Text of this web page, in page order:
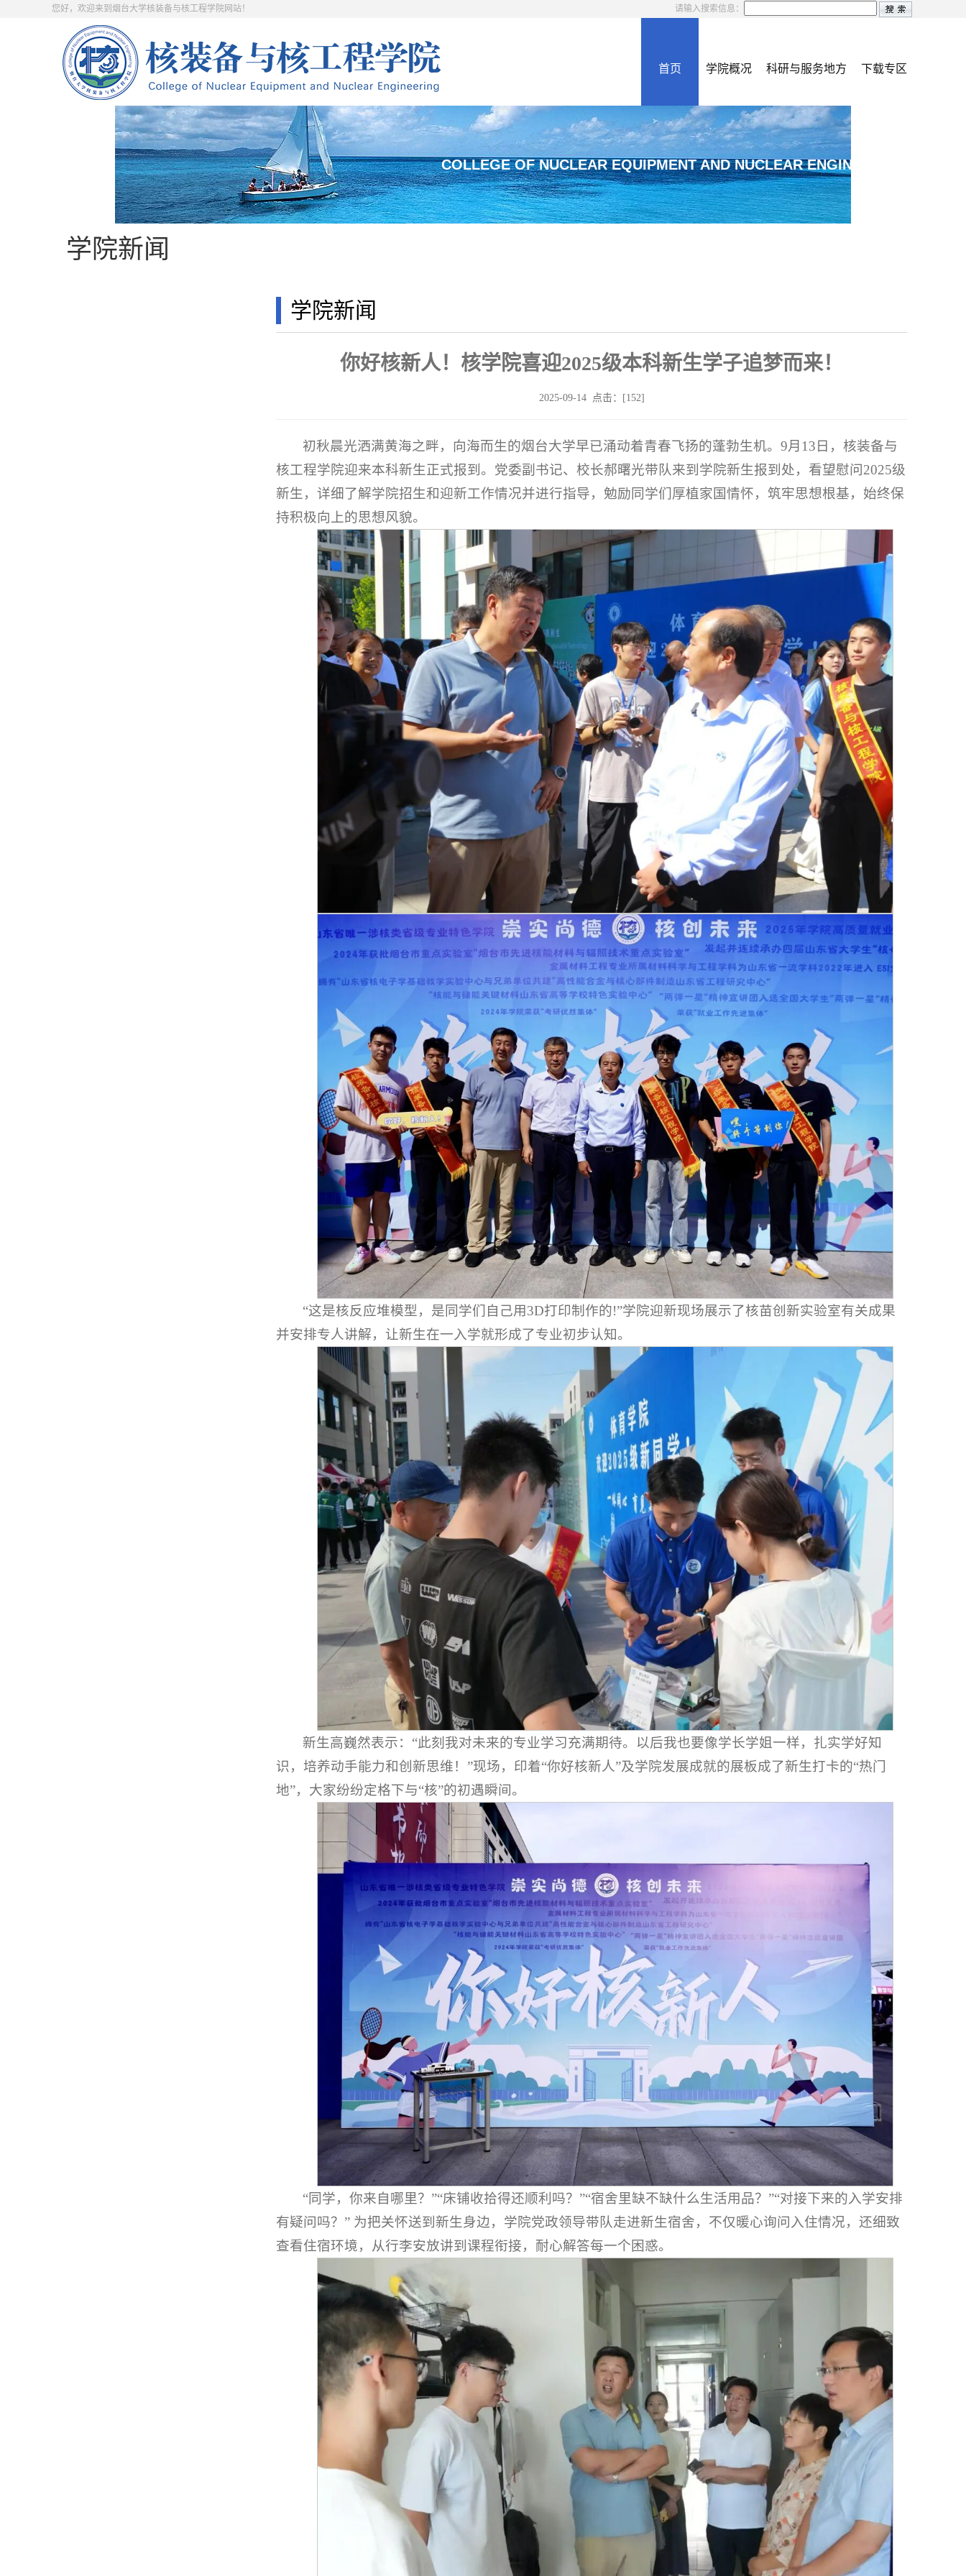
您好，欢迎来到烟台大学核装备与核工程学院网站！ 请输入搜索信息：
首页 学院概况 科研与服务地方 下载专区
COLLEGE OF NUCLEAR EQUIPMENT AND NUCLEAR ENGINEERING
学院新闻
学院新闻
你好核新人！核学院喜迎2025级本科新生学子追梦而来！
2025-09-14 点击：[152]
初秋晨光洒满黄海之畔，向海而生的烟台大学早已涌动着青春飞扬的蓬勃生机。9月13日，核装备与
核工程学院迎来本科新生正式报到。党委副书记、校长郝曙光带队来到学院新生报到处，看望慰问2025级
新生，详细了解学院招生和迎新工作情况并进行指导，勉励同学们厚植家国情怀，筑牢思想根基，始终保
持积极向上的思想风貌。
“这是核反应堆模型，是同学们自己用3D打印制作的!”学院迎新现场展示了核苗创新实验室有关成果
并安排专人讲解，让新生在一入学就形成了专业初步认知。
新生高巍然表示：“此刻我对未来的专业学习充满期待。以后我也要像学长学姐一样，扎实学好知
识，培养动手能力和创新思维！”现场，印着“你好核新人”及学院发展成就的展板成了新生打卡的“热门
地”，大家纷纷定格下与“核”的初遇瞬间。
“同学，你来自哪里？”“床铺收拾得还顺利吗？”“宿舍里缺不缺什么生活用品？”“对接下来的入学安排
有疑问吗？” 为把关怀送到新生身边，学院党政领导带队走进新生宿舍，不仅暖心询问入住情况，还细致
查看住宿环境，从行李安放讲到课程衔接，耐心解答每一个困惑。